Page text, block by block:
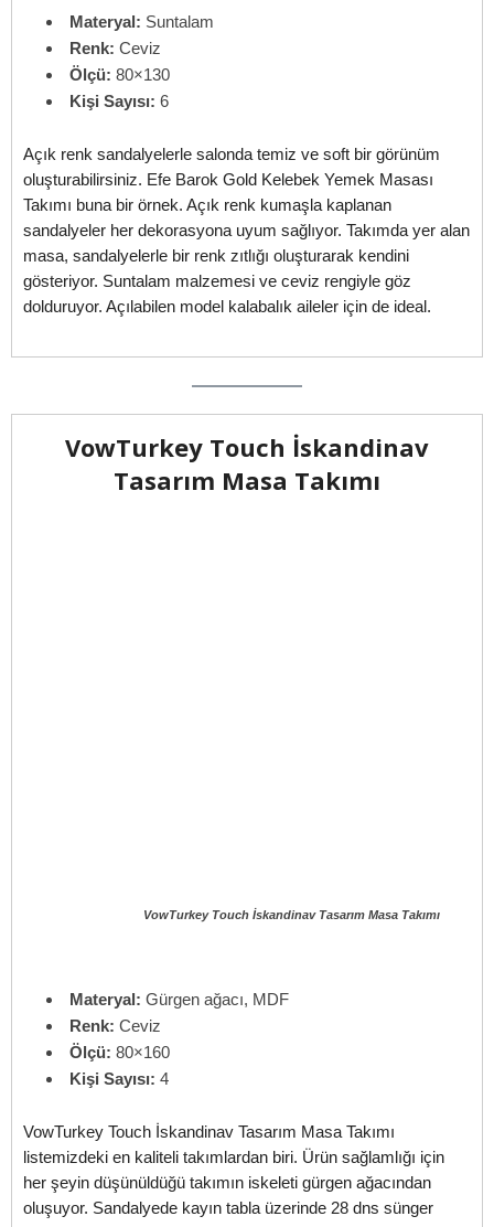
Materyal: Suntalam
Renk: Ceviz
Ölçü: 80×130
Kişi Sayısı: 6
Açık renk sandalyelerle salonda temiz ve soft bir görünüm
oluşturabilirsiniz. Efe Barok Gold Kelebek Yemek Masası
Takımı buna bir örnek. Açık renk kumaşla kaplanan
sandalyeler her dekorasyona uyum sağlıyor. Takımda yer alan
masa, sandalyelerle bir renk zıtlığı oluşturarak kendini
gösteriyor. Suntalam malzemesi ve ceviz rengiyle göz
dolduruyor. Açılabilen model kalabalık aileler için de ideal.
VowTurkey Touch İskandinav
Tasarım Masa Takımı
VowTurkey Touch İskandinav Tasarım Masa Takımı
Materyal: Gürgen ağacı, MDF
Renk: Ceviz
Ölçü: 80×160
Kişi Sayısı: 4
VowTurkey Touch İskandinav Tasarım Masa Takımı
listemizdeki en kaliteli takımlardan biri. Ürün sağlamlığı için
her şeyin düşünüldüğü takımın iskeleti gürgen ağacından
oluşuyor. Sandalyede kayın tabla üzerinde 28 dns sünger